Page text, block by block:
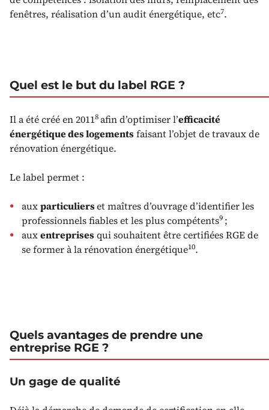
fenêtres, réalisation d’un audit énergétique, etc7.
Quel est le but du label RGE ?
Il a été créé en 20118afin d’optimiser l’efficacité
énergétique des logementsfaisant l’objet de travaux de
rénovation énergétique.
Le label permet :
auxparticulierset maîtres d’ouvrage d’identifier les
professionnels fiables et les plus compétents9 ;
auxentreprisesqui souhaitent être certifiées RGE de
se former à la rénovation énergétique10.
Quels avantages de prendre une
entreprise RGE ?
Un gage de qualité